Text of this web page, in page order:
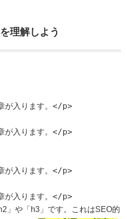
理解しよう
が入ります。</p>
が入ります。</p>
が入ります。</p>
が入ります。</p>
」や「h3」です。これはSEO的